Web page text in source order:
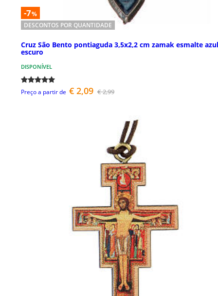
-7%
DESCONTOS POR QUANTIDADE
Cruz São Bento pontiaguda 3,5x2,2 cm zamak esmalte azul
escuro
DISPONÍVEL
Preço a partir de € 2,09 € 2,99